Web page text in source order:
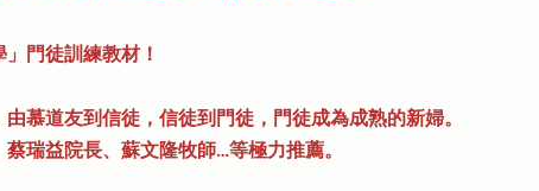
門徒訓練教材！
慕道友到信徒，信徒到門徒，門徒成為成熟的新婦。
瑞益院長、蘇文隆牧師…等極力推薦。